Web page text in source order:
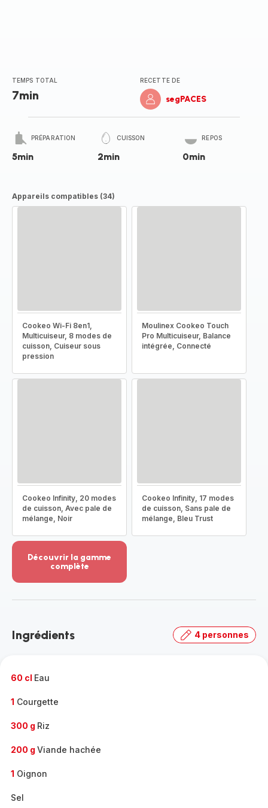
TEMPS TOTAL
7min
RECETTE DE
segPACES
PRÉPARATION
5min
CUISSON
2min
REPOS
0min
Appareils compatibles (34)
Cookeo Wi-Fi 8en1,
Multicuiseur, 8 modes de
cuisson, Cuiseur sous
pression
Moulinex Cookeo Touch
Pro Multicuiseur, Balance
intégrée, Connecté
Cookeo Infinity, 20 modes
de cuisson, Avec pale de
mélange, Noir
Cookeo Infinity, 17 modes
de cuisson, Sans pale de
mélange, Bleu Trust
Découvrir la gamme
complète
-
gamme
Ingrédients 4 personnes
60 cl Eau
1 Courgette
300 g Riz
200 g Viande hachée
1 Oignon
Sel